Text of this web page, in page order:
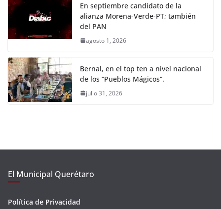
En septiembre candidato de la
alianza Morena-Verde-PT; también
del PAN
agosto 1, 2026
Bernal, en el top ten a nivel nacional
de los “Pueblos Mágicos”.
julio 31, 2026
El Municipal Querétaro
Política de Privacidad